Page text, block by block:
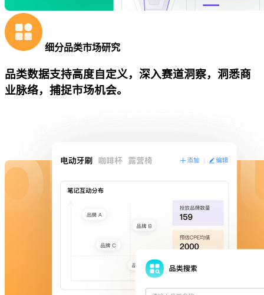
细分品类市场研究
品类数据支持高度自定义，深入赛道洞察，洞悉商
业脉络，捕捉市场机会。